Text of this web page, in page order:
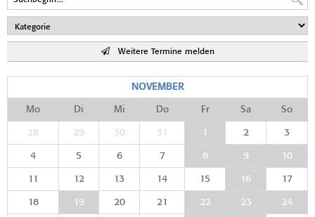
Weitere Termine melden
NOVEMBER
Mo Di Mi Do Fr Sa So
28 29 30 31 1 2 3
4 5 6 7 8 9 10
11 12 13 14 15 16 17
18 19 20 21 22 23 24